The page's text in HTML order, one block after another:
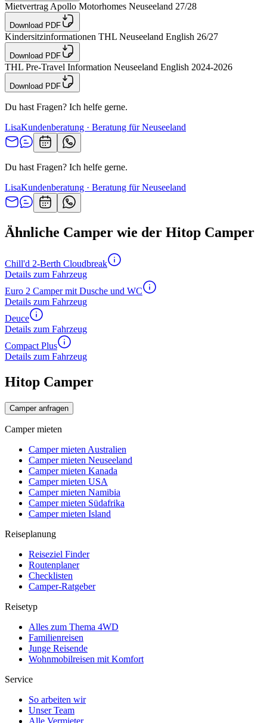
Mietvertrag Apollo Motorhomes Neuseeland 27/28
Download PDF
Kindersitzinformationen THL Neuseeland English 26/27
Download PDF
THL Pre-Travel Information Neuseeland English 2024-2026
Download PDF
Du hast Fragen? Ich helfe gerne.
LisaKundenberatung · Beratung für Neuseeland
Du hast Fragen? Ich helfe gerne.
LisaKundenberatung · Beratung für Neuseeland
Ähnliche Camper wie der Hitop Camper
Chill'd 2-Berth Cloudbreak
Details zum Fahrzeug
Euro 2 Camper mit Dusche und WC
Details zum Fahrzeug
Deuce
Details zum Fahrzeug
Compact Plus
Details zum Fahrzeug
Hitop Camper
Camper anfragen
Camper mieten
Camper mieten Australien
Camper mieten Neuseeland
Camper mieten Kanada
Camper mieten USA
Camper mieten Namibia
Camper mieten Südafrika
Camper mieten Island
Reiseplanung
Reiseziel Finder
Routenplaner
Checklisten
Camper-Ratgeber
Reisetyp
Alles zum Thema 4WD
Familienreisen
Junge Reisende
Wohnmobilreisen mit Komfort
Service
So arbeiten wir
Unser Team
Alle Vermieter